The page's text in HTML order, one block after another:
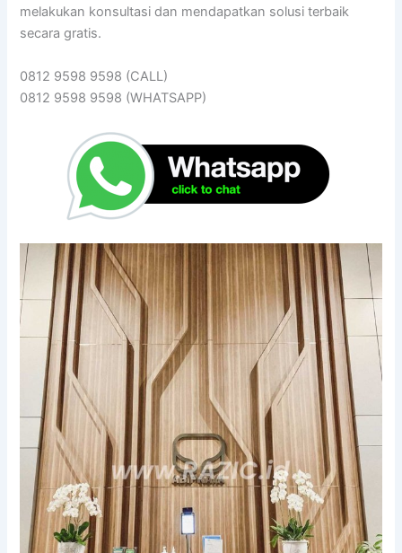
melakukan konsultasi dan mendapatkan solusi terbaik
secara gratis.
0812 9598 9598 (CALL)
0812 9598 9598 (WHATSAPP)